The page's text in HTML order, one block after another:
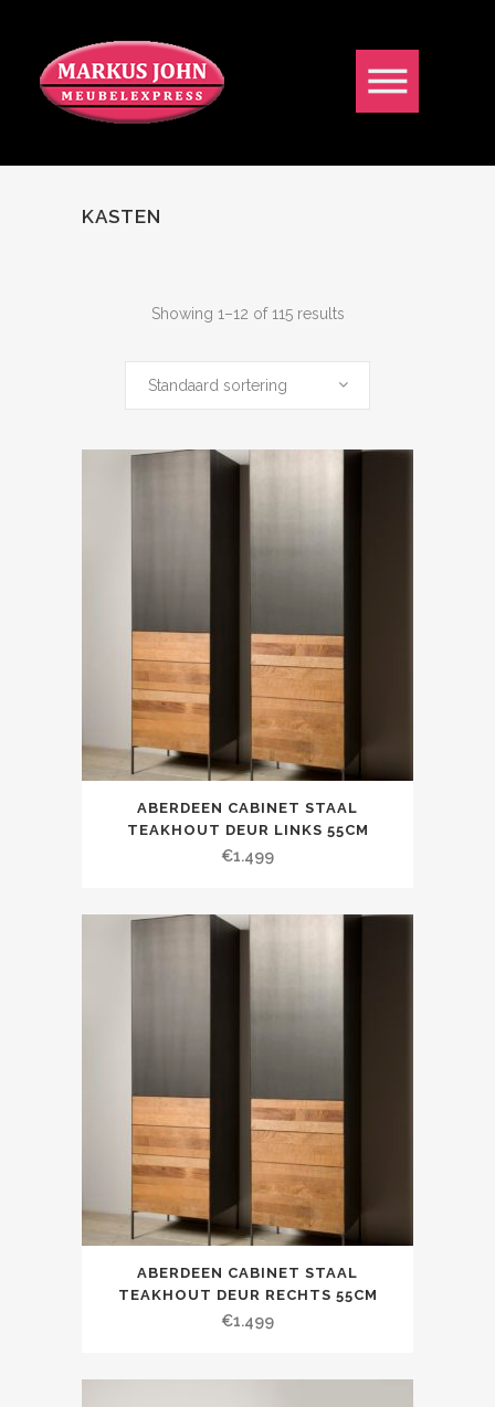
KASTEN
Showing 1–12 of 115 results
Standaard sortering
ABERDEEN CABINET STAAL
TEAKHOUT DEUR LINKS 55CM
€1.499
ABERDEEN CABINET STAAL
TEAKHOUT DEUR RECHTS 55CM
€1.499